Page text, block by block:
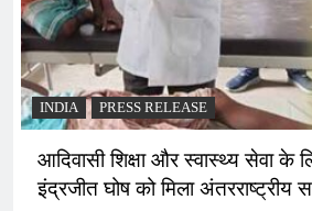
INDIA PRESS RELEASE
आदिवासी शिक्षा और स्वास्थ्य सेवा के
इंद्रजीत घोष को मिला अंतरराष्ट्रीय